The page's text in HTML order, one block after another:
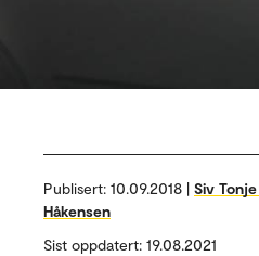
Publisert: 10.09.2018 | Siv
Håkensen
Sist oppdatert: 19.08.2021